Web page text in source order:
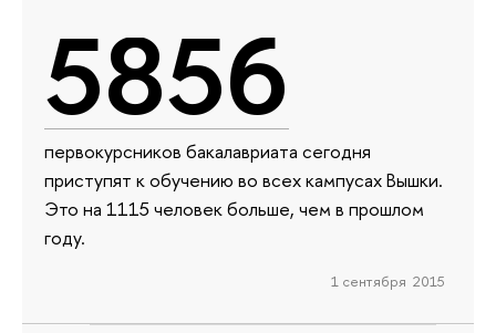
5856
первокурсников бакалавриата сегодня
приступят к обучению во всех кампусах Вышки.
Это на 1115 человек больше, чем в прошлом
году.
1 сентября 2015